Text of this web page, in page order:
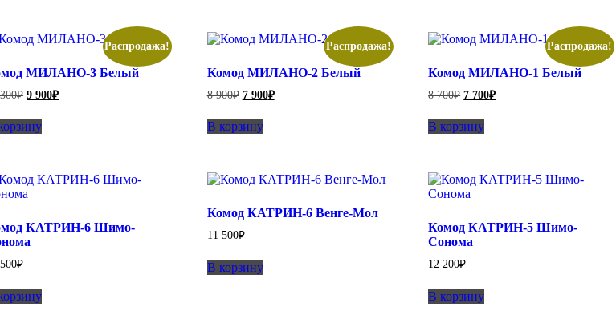
Распродажа!
МИЛАНО-3 Белый
₽ Первоначальная
цена
составляла
11
9 900₽Текущая
цена:
Распродажа!
Комод МИЛАНО-2 Белый
8 900₽ Первоначальная
цена
составляла
8
7 900₽Текущая
цена:
В корзину
Распродажа!
Комод МИЛАНО-1 Белый
8 700₽ Первоначальная
цена
составляла
8
7 700₽Текущая
цена:
В корзину
КАТРИН-6 Шимо-
₽
Комод КАТРИН-6 Венге-Мол
11 500₽
В корзину
Комод КАТРИН-5 Шимо-
Сонома
12 200₽
В корзину